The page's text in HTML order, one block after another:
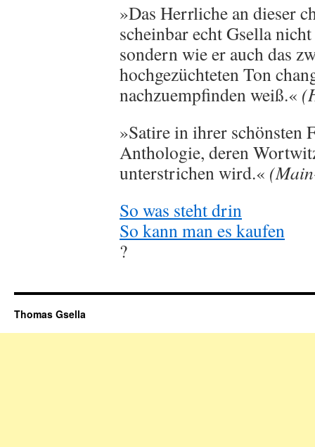
»Das Herrliche an dieser
scheinbar echt Gsella
sondern wie er auch das
hochgezüchteten Ton
nachzuempfinden weiß.«
»Satire in ihrer schönsten
Anthologie, deren
unterstrichen wird.«
So was steht drin
So kann man es kaufen
?
Thomas Gsella